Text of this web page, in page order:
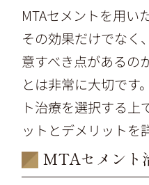
MTAセメントを用い
その効果だけでなく
意すべき点があるの
とは非常に大切です
ト治療を選択する上
ットとデメリットを
MTAセメント